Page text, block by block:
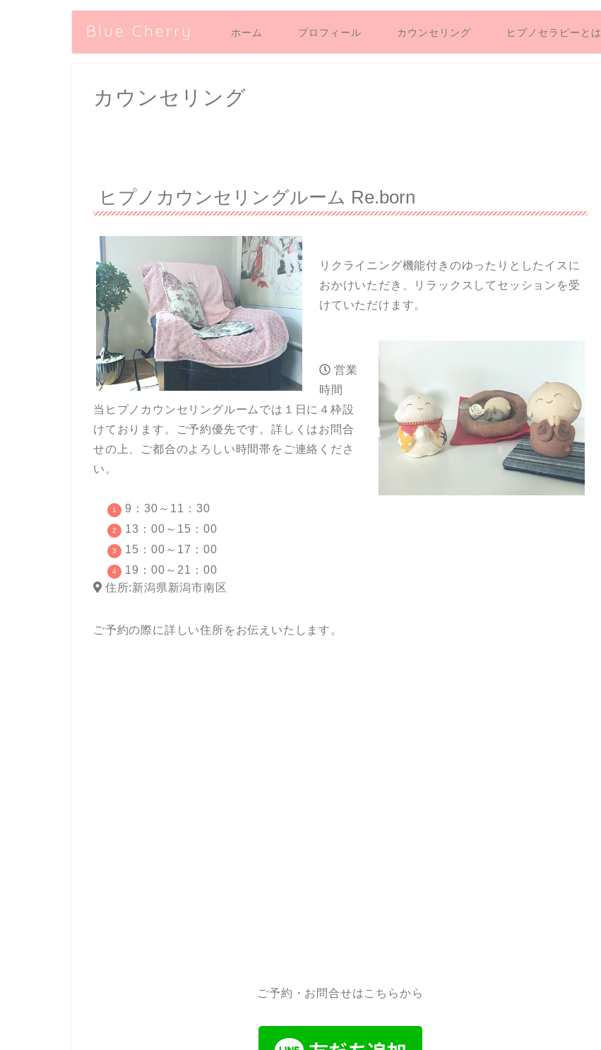
Blue Cherry ホーム プロフィール カウンセリング ヒプノセラピーとは
カウンセリング
ヒプノカウンセリングルーム Re.born
リクライニング機能付きのゆったりとしたイスに
おかけいただき、リラックスしてセッションを受
けていただけます。
営業
時間
当ヒプノカウンセリングルームでは１日に４枠設
けております。ご予約優先です。詳しくはお問合
せの上、ご都合のよろしい時間帯をご連絡くださ
い。
9：30～11：30
13：00～15：00
15：00～17：00
19：00～21：00
住所:新潟県新潟市南区
ご予約の際に詳しい住所をお伝えいたします。
ご予約・お問合せはこちらから